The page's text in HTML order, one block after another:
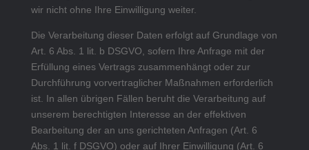
wir nicht ohne Ihre Einwilligung weiter.
Die Verarbeitung dieser Daten erfolgt auf Grundlage von
Art. 6 Abs. 1 lit. b DSGVO, sofern Ihre Anfrage mit der
Erfüllung eines Vertrags zusammenhängt oder zur
Durchführung vorvertraglicher Maßnahmen erforderlich
ist. In allen übrigen Fällen beruht die Verarbeitung auf
unserem berechtigten Interesse an der effektiven
Bearbeitung der an uns gerichteten Anfragen (Art. 6
Abs. 1 lit. f DSGVO) oder auf Ihrer Einwilligung (Art. 6